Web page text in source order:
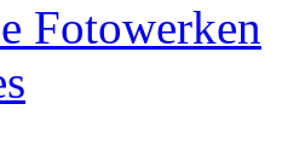
Fotowerken